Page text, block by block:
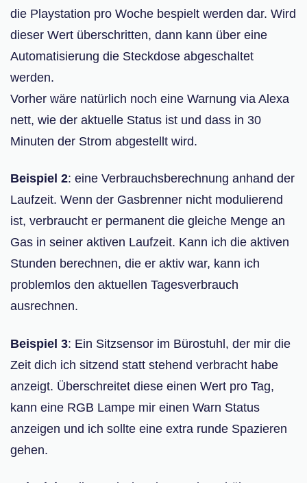
die Playstation pro Woche bespielt werden dar. Wird
dieser Wert überschritten, dann kann über eine
Automatisierung die Steckdose abgeschaltet
werden.
Vorher wäre natürlich noch eine Warnung via Alexa
nett, wie der aktuelle Status ist und dass in 30
Minuten der Strom abgestellt wird.
Beispiel 2: eine Verbrauchsberechnung anhand der
Laufzeit. Wenn der Gasbrenner nicht modulierend
ist, verbraucht er permanent die gleiche Menge an
Gas in seiner aktiven Laufzeit. Kann ich die aktiven
Stunden berechnen, die er aktiv war, kann ich
problemlos den aktuellen Tagesverbrauch
ausrechnen.
Beispiel 3: Ein Sitzsensor im Bürostuhl, der mir die
Zeit dich ich sitzend statt stehend verbracht habe
anzeigt. Überschreitet diese einen Wert pro Tag,
kann eine RGB Lampe mir einen Warn Status
anzeigen und ich sollte eine extra runde Spazieren
gehen.